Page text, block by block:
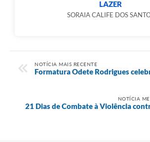
LAZER
SORAIA CALIFE DOS
NOTÍCIA MAIS RECENTE
Formatura Odete Rodrigues
NOTÍCIA
21 Dias de Combate à Violência